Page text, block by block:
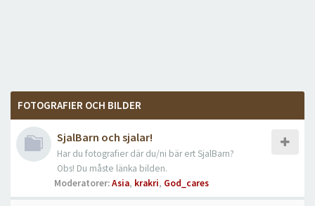
FOTOGRAFIER OCH BILDER
SjalBarn och sjalar!
Har du fotografier där du/ni bär ert SjalBarn?
Obs! Du måste länka bilden.
Moderatorer:Asia, krakri, God_cares